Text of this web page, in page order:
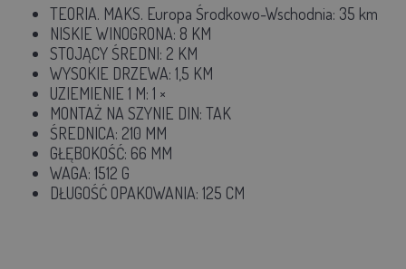
TEORIA. MAKS. Europa Środkowo-Wschodnia: 35 km
NISKIE WINOGRONA: 8 KM
STOJĄCY ŚREDNI: 2 KM
WYSOKIE DRZEWA: 1,5 KM
UZIEMIENIE 1 M: 1 ×
MONTAŻ NA SZYNIE DIN: TAK
ŚREDNICA: 210 MM
GŁĘBOKOŚĆ: 66 MM
WAGA: 1512 G
DŁUGOŚĆ OPAKOWANIA: 125 CM